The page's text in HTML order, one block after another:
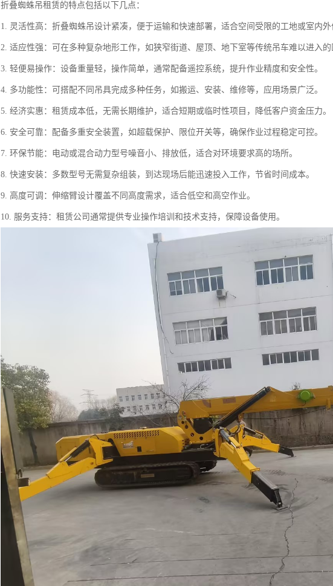
折叠蜘蛛吊租赁的特点包括以下几点：
1. 灵活性高：折叠蜘蛛吊设计紧凑，便于运输和快速部署，适合空间受限的工地或室内外
2. 适应性强：可在多种复杂地形工作，如狭窄街道、屋顶、地下室等传统吊车难以进入的
3. 轻便易操作：设备重量轻，操作简单，通常配备遥控系统，提升作业精度和安全性。
4. 多功能性：可搭配不同吊具完成多种任务，如搬运、安装、维修等，应用场景广泛。
5. 经济实惠：租赁成本低，无需长期维护，适合短期或临时性项目，降低客户资金压力。
6. 安全可靠：配备多重安全装置，如超载保护、限位开关等，确保作业过程稳定可控。
7. 环保节能：电动或混合动力型号噪音小、排放低，适合对环境要求高的场所。
8. 快速安装：多数型号无需复杂组装，到达现场后能迅速投入工作，节省时间成本。
9. 高度可调：伸缩臂设计覆盖不同高度需求，适合低空和高空作业。
10. 服务支持：租赁公司通常提供专业操作培训和技术支持，保障设备使用。